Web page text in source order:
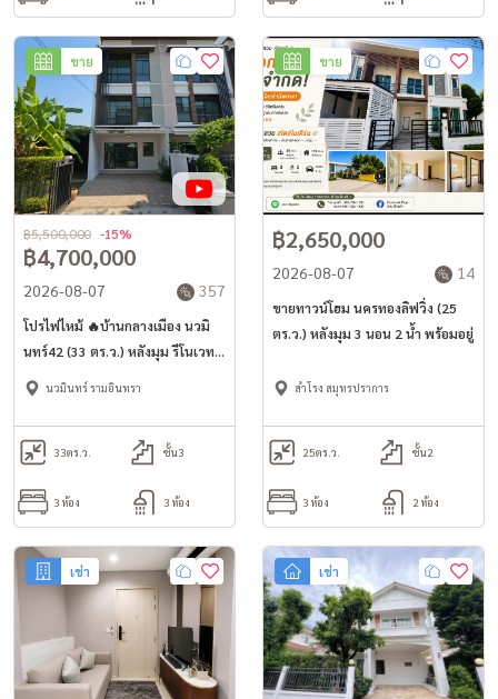
ขาย
฿4,700,000
฿5,500,000 -15%
2026-08-07 357
โปรไฟไหม้ 🔥บ้านกลางเมือง นวมิ
นทร์42 (33 ตร.ว.) หลังมุม รีโนเวท
ใหม่สวย ใกล้เดอะมอล์บางกะปิ
นวมินทร์ รามอินทรา
33ตร.ว. ชั้น3
3 ห้อง 3 ห้อง
ขาย
฿2,650,000
2026-08-07 14
ขายทาวน์โฮม นครทองลิฟวิ่ง (25
ตร.ว.) หลังมุม 3 นอน 2 น้ำ พร้อมอยู่
สำโรง สมุทรปราการ
25ตร.ว. ชั้น2
3 ห้อง 2 ห้อง
เช่า เช่า